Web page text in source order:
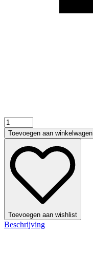
Toevoegen aan winkelwagen
Toevoegen aan wishlist
Beschrijving